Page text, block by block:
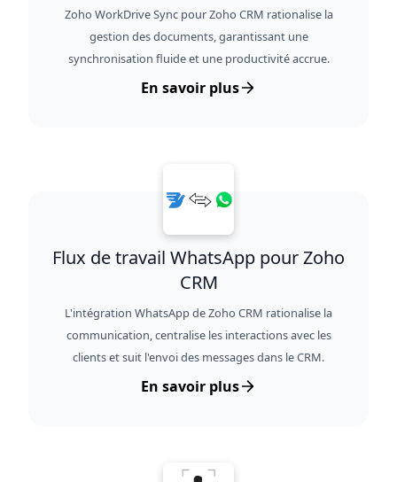
Zoho WorkDrive Sync pour Zoho CRM rationalise la
gestion des documents, garantissant une
synchronisation fluide et une productivité accrue.
En savoir plus
Flux de travail WhatsApp pour Zoho
CRM
L'intégration WhatsApp de Zoho CRM rationalise la
communication, centralise les interactions avec les
clients et suit l'envoi des messages dans le CRM.
En savoir plus